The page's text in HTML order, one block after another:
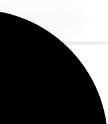
sorgt nicht